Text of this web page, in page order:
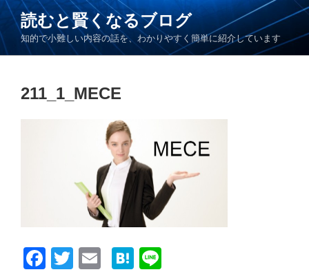
コ
テ
ン
読むと賢くなるブログ
知的で小難しい内容の話を、わかりやすく簡単に紹介しています
211_1_MECE
F
T
H